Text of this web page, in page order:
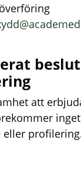
att
eller